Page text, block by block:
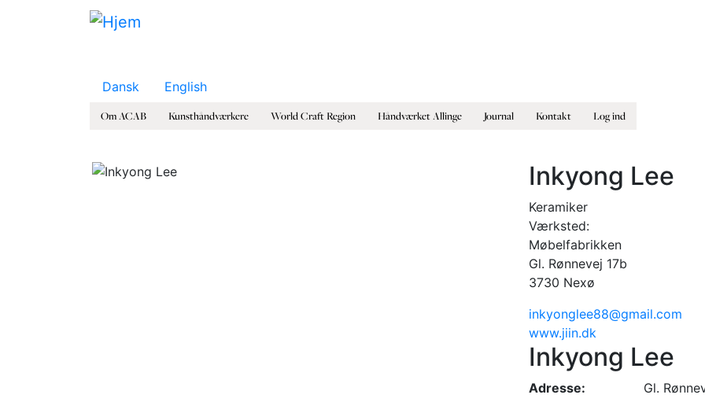
Gå til hovedindhold
Dansk English
Om ACAB Kunsthåndværkere World Craft Region Håndværket Allinge Journal Kontakt Log ind
Inkyong Lee
Keramiker
Værksted:
Møbelfabrikken
Gl. Rønnevej 17b
3730 Nexø
inkyonglee88@gmail.com
www.jiin.dk
Inkyong Lee
Adresse:
Gl.